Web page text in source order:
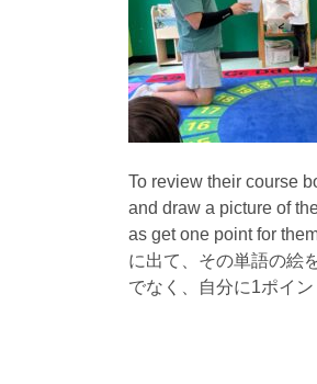
To review their course
and draw a picture of
as get one point for
に出て、その単語の絵
でなく、自分に1ポイ